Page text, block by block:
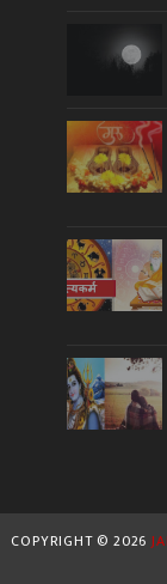
COPYRIGHT © 2026